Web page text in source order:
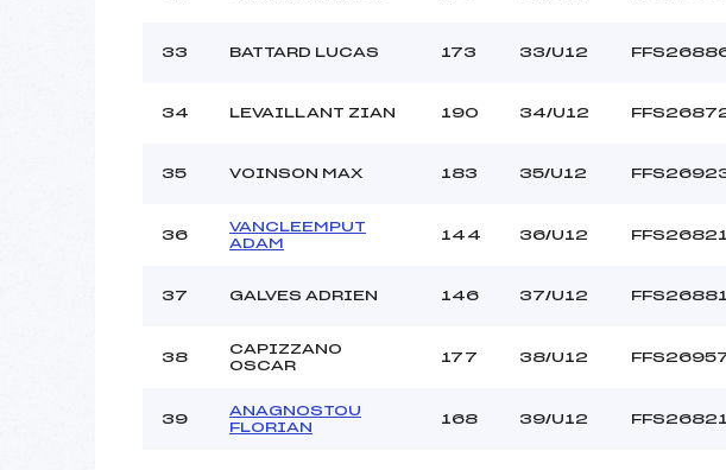
33 BATTARD LUCAS 173 33/U12
34 LEVAILLANT ZIAN 190 34/U12
35 VOINSON MAX 183 35/U12
36
VANCLEEMPUT
ADAM
144 36/U12
37 GALVES ADRIEN 146 37/U12
38
CAPIZZANO
OSCAR
177 38/U12
39
ANAGNOSTOU
FLORIAN
168 39/U12